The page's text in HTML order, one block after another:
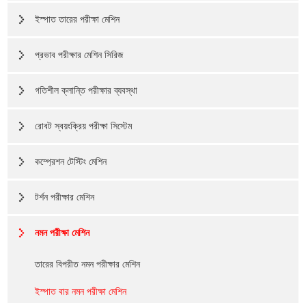
ইস্পাত তারের পরীক্ষা মেশিন
প্রভাব পরীক্ষার মেশিন সিরিজ
গতিশীল ক্লান্তি পরীক্ষার ব্যবস্থা
রোবট স্বয়ংক্রিয় পরীক্ষা সিস্টেম
কম্প্রেশন টেস্টিং মেশিন
টর্শন পরীক্ষার মেশিন
নমন পরীক্ষা মেশিন
তারের বিপরীত নমন পরীক্ষার মেশিন
ইস্পাত বার নমন পরীক্ষা মেশিন